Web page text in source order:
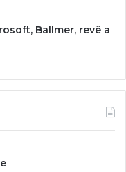
Ballmer, revê a